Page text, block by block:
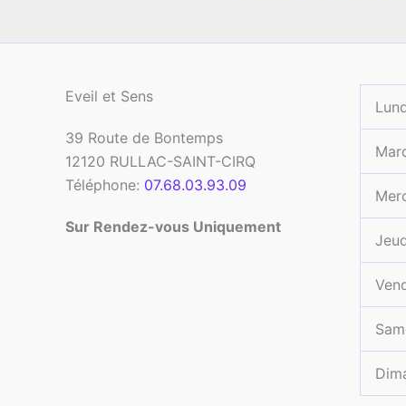
Eveil et Sens
39 Route de Bontemps
12120 RULLAC-SAINT-CIRQ
Téléphone: 07.68.03.93.09
Sur Rendez-vous Uniquement